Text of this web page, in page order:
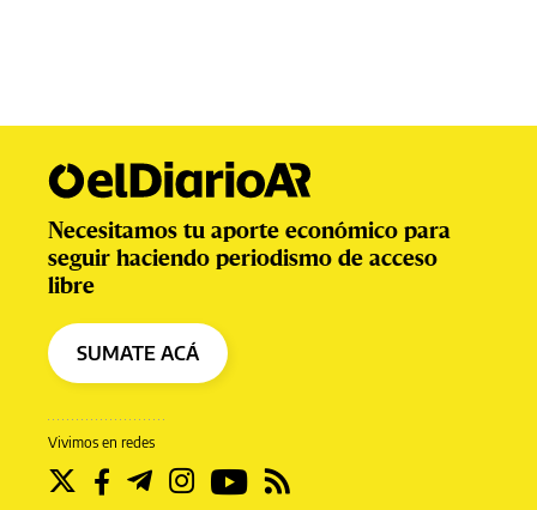
Vivimos en redes
Necesitamos tu aporte económico para
seguir haciendo periodismo de acceso
libre
SUMATE ACÁ